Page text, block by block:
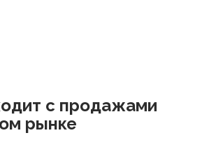
с продажами
рынке